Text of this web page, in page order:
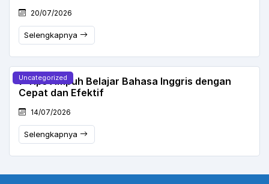
20/07/2026
Selengkapnya
Uncategorized
7 Tips Ampuh Belajar Bahasa Inggris dengan
Cepat dan Efektif
14/07/2026
Selengkapnya